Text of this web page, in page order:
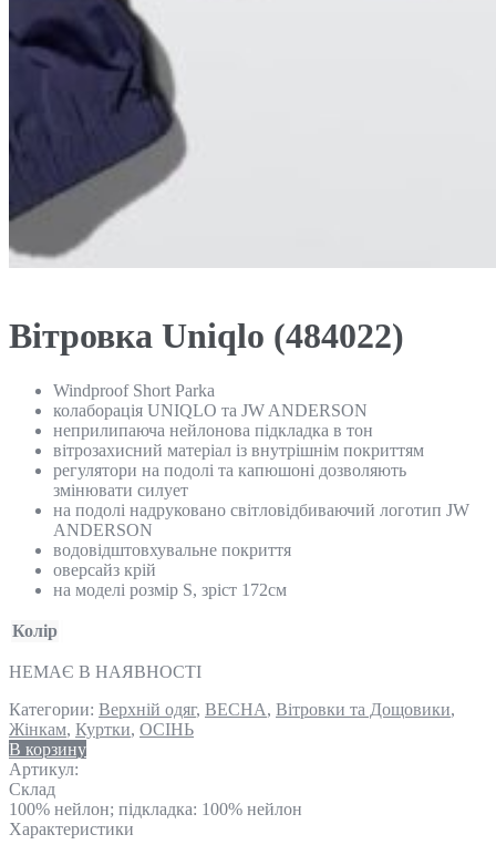
Вітровка Uniqlo (484022)
Windproof Short Parka
колаборація UNIQLO та JW ANDERSON
неприлипаюча нейлонова підкладка в тон
вітрозахисний матеріал із внутрішнім покриттям
регулятори на подолі та капюшоні дозволяють
змінювати силует
на подолі надруковано світловідбиваючий логотип JW
ANDERSON
водовідштовхувальне покриття
оверсайз крій
на моделі розмір S, зріст 172см
Колір
НЕМАЄ В НАЯВНОСТІ
Категории: Верхній одяг, ВЕСНА, Вітровки та Дощовики,
Жінкам, Куртки, ОСІНЬ
В корзину
Артикул:
Склад
100% нейлон; підкладка: 100% нейлон
Характеристики